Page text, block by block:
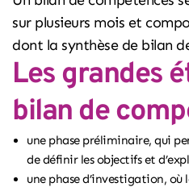
sur plusieurs mois et
dont la synthèse de bilan
Les grandes
bilan de
une phase préliminaire, qui
de définir les objectifs et
une phase d’investigation,